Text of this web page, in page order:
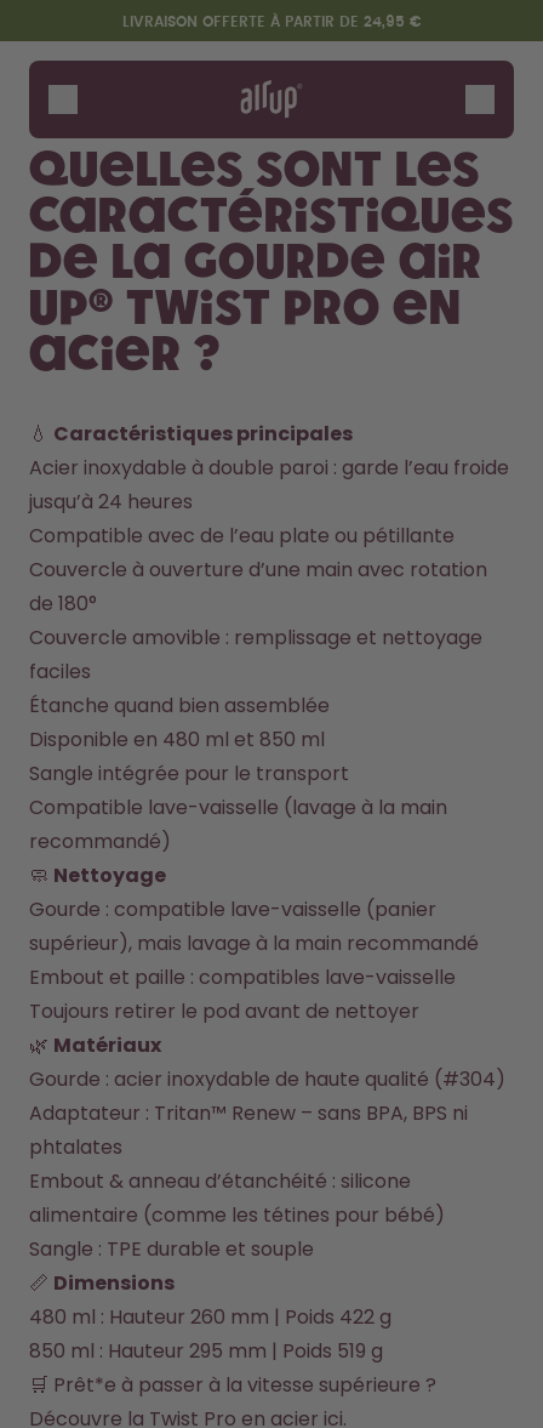
Aller au contenu principal
Déclaration d'accessibilitéLIVRAISON OFFERTE À PARTIR DE 24,95 €
Gourdes
Arômes
Accessoires
Starter Sets
Design Edition:
createdbygabe × air up®
Dis bonjour au "O"
Comment ça marche
Aide & FAQ
Où acheter
Compare les gourdes
Quelles sont les
caractéristiques
de la gourde air
up® Twist Pro en
acier ?
💧 Caractéristiques principales
Acier inoxydable à double paroi : garde l’eau froide
jusqu’à 24 heures
Compatible avec de l’eau plate ou pétillante
Couvercle à ouverture d’une main avec rotation
de 180°
Couvercle amovible : remplissage et nettoyage
faciles
Étanche quand bien assemblée
Disponible en 480 ml et 850 ml
Sangle intégrée pour le transport
Compatible lave-vaisselle (lavage à la main
recommandé)
🧼 Nettoyage
Gourde : compatible lave-vaisselle (panier
supérieur), mais lavage à la main recommandé
Embout et paille : compatibles lave-vaisselle
Toujours retirer le pod avant de nettoyer
🌿 Matériaux
Gourde : acier inoxydable de haute qualité (#304)
Adaptateur : Tritan™ Renew – sans BPA, BPS ni
phtalates
Embout & anneau d’étanchéité : silicone
alimentaire (comme les tétines pour bébé)
Sangle : TPE durable et souple
📏 Dimensions
480 ml : Hauteur 260 mm | Poids 422 g
850 ml : Hauteur 295 mm | Poids 519 g
Découvre la Twist Pro en acier ici.